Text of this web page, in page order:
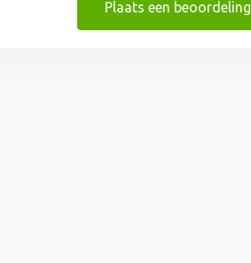
Plaats een beoordeling